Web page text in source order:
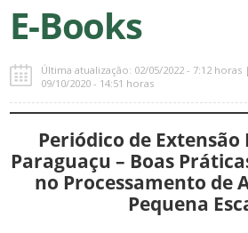
E-Books
Última atualização: 02/05/2022 - 7:12
09/10/2020 - 14:51 horas
Periódico de
Paraguaçu – Boas
no Processamento de
Pequena